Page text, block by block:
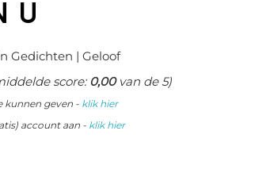
u
Gedichten | Geloof
score:0,00van de 5)
kunnen geven - klik hier
account aan - klik hier